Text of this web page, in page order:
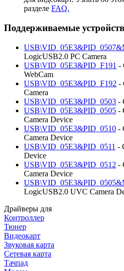
разделе FAQ.
Поддерживаемые
LogicUSB2.0 PC Camera
USB\VID_05E3&PID_F191 -
WebCam
USB\VID_05E3&PID_F192 -
Camera
USB\VID_05E3&PID_0503 -
USB\VID_05E3&PID_0505 -
Camera Device
USB\VID_05E3&PID_0510 -
Camera Device
USB\VID_05E3&PID_0511 -
Device
USB\VID_05E3&PID_0512 -
Camera Device
LogicUSB2.0 UVC Camera
Драйверы для
Контроллер
Тюнер
Видеокарт
Звуковая карта
Сетевая карта
Тачпад